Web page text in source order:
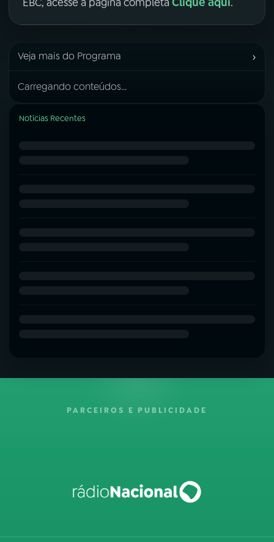
Veja mais do Programa ›
Carregando conteúdos...
Notícias Recentes
PARCEIROS E PUBLICIDADE